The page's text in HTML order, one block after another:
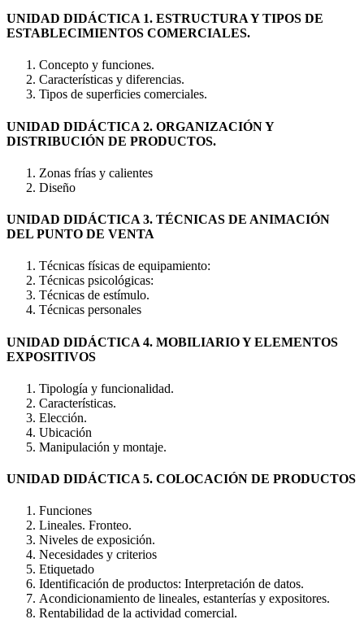
UNIDAD DIDÁCTICA 1. ESTRUCTURA Y TIPOS DE
ESTABLECIMIENTOS COMERCIALES.
Concepto y funciones.
Características y diferencias.
Tipos de superficies comerciales.
UNIDAD DIDÁCTICA 2. ORGANIZACIÓN Y
DISTRIBUCIÓN DE PRODUCTOS.
Zonas frías y calientes
Diseño
UNIDAD DIDÁCTICA 3. TÉCNICAS DE ANIMACIÓN
DEL PUNTO DE VENTA
Técnicas físicas de equipamiento:
Técnicas psicológicas:
Técnicas de estímulo.
Técnicas personales
UNIDAD DIDÁCTICA 4. MOBILIARIO Y ELEMENTOS
EXPOSITIVOS
Tipología y funcionalidad.
Características.
Elección.
Ubicación
Manipulación y montaje.
UNIDAD DIDÁCTICA 5. COLOCACIÓN DE PRODUCTOS
Funciones
Lineales. Fronteo.
Niveles de exposición.
Necesidades y criterios
Etiquetado
Identificación de productos: Interpretación de datos.
Acondicionamiento de lineales, estanterías y expositores.
Rentabilidad de la actividad comercial.